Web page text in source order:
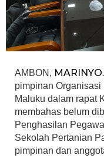
AMBON,
pimpinan
Maluku dalam rapat
membahas belum
Penghasilan
Sekolah Pertanian
pimpinan dan